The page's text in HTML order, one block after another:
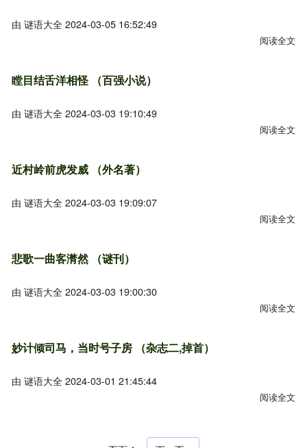
由 谜语大全2024-03-05 16:52:49
阅读全文
瞠目结舌洋相怪 （百强小说）
由 谜语大全2024-03-03 19:10:49
阅读全文
近村岭前虎发威 （外名著）
由 谜语大全2024-03-03 19:09:07
阅读全文
悲歌一曲客潸然 （谜刊）
由 谜语大全2024-03-03 19:00:30
阅读全文
妙计倾司马，当时号子房 （杂志二,掉首）
由 谜语大全2024-03-01 21:45:44
阅读全文